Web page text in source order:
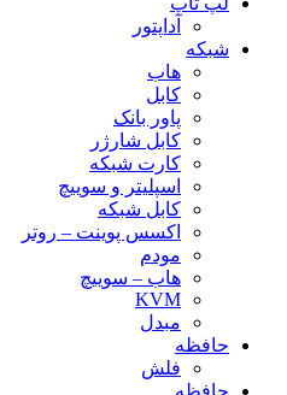
آداپتور
شبکه
هاب
کابل
پاور بانک
کابل شارژر
کارت شبکه
اسپلیتر و سوییچ
کابل شبکه
اکسس پوینت – روتر
مودم
هاب – سوییچ
KVM
مبدل
حافظه
فلش
حافظه